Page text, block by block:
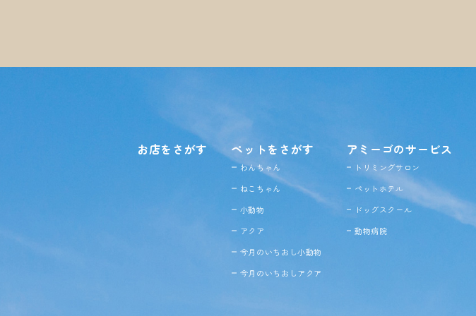
お店をさがす ペットをさがす
わんちゃん
ねこちゃん
小動物
アクア
今月のいちおし小動物
今月のいちおしアクア
アミーゴのサービス
トリミングサロン
ペットホテル
ドッグスクール
動物病院